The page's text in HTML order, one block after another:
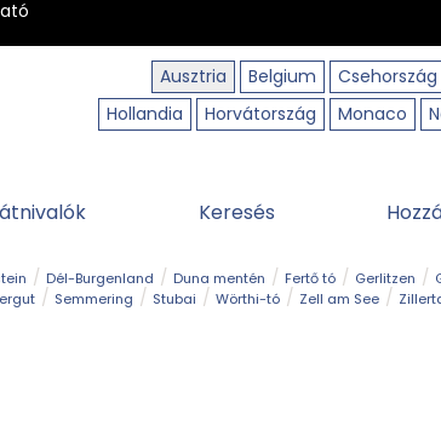
Ausztria
Belgium Csehország
Hollandia
Horvátország Monaco
Keresés
Dél-Burgenland Duna mentén Fertő tó Gerlitzen
Semmering Stubai Wörthi-tó Zell am See